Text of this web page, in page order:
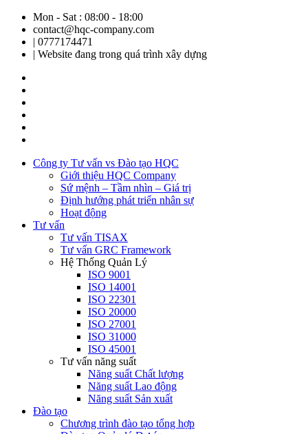
Mon - Sat : 08:00 - 18:00
contact@hqc-company.com
| 0777174471
| Website đang trong quá trình xây dựng
Công ty Tư vấn vs Đào tạo HQC
Giới thiệu HQC Company
Sứ mệnh – Tầm nhìn – Giá trị
Định hướng phát triển nhân sự
Hoạt động
Tư vấn
Tư vấn TISAX
Tư vấn GRC Framework
Hệ Thống Quản Lý
ISO 9001
ISO 14001
ISO 22301
ISO 20000
ISO 27001
ISO 31000
ISO 45001
Tư vấn năng suất
Năng suất Chất lượng
Năng suất Lao động
Năng suất Sản xuất
Đào tạo
Chương trình đào tạo tổng hợp